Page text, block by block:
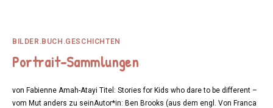
BILDER.BUCH.GESCHICHTEN
Portrait-Sammlungen
von Fabienne Amah-Atayi Titel: Stories for Kids who dare to be different –
vom Mut anders zu seinAutor*in: Ben Brooks (aus dem engl. Von Franca